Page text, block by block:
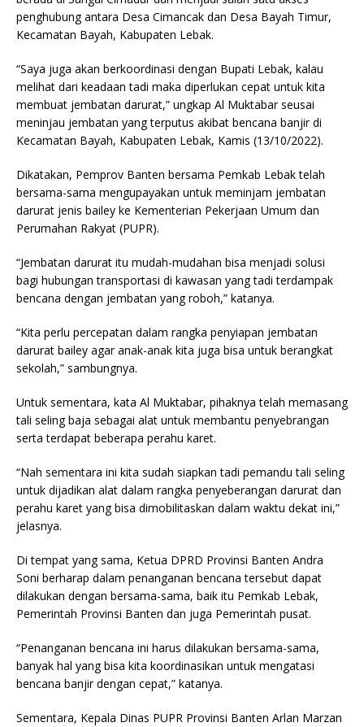
penghubung antara Desa Cimancak dan Desa Bayah Timur,
Kecamatan Bayah, Kabupaten Lebak.
“Saya juga akan berkoordinasi dengan Bupati Lebak, kalau
melihat dari keadaan tadi maka diperlukan cepat untuk kita
membuat jembatan darurat,” ungkap Al Muktabar seusai
meninjau jembatan yang terputus akibat bencana banjir di
Kecamatan Bayah, Kabupaten Lebak, Kamis (13/10/2022).
Dikatakan, Pemprov Banten bersama Pemkab Lebak telah
bersama-sama mengupayakan untuk meminjam jembatan
darurat jenis bailey ke Kementerian Pekerjaan Umum dan
Perumahan Rakyat (PUPR).
“Jembatan darurat itu mudah-mudahan bisa menjadi solusi
bagi hubungan transportasi di kawasan yang tadi terdampak
bencana dengan jembatan yang roboh,” katanya.
“Kita perlu percepatan dalam rangka penyiapan jembatan
darurat bailey agar anak-anak kita juga bisa untuk berangkat
sekolah,” sambungnya.
Untuk sementara, kata Al Muktabar, pihaknya telah memasang
tali seling baja sebagai alat untuk membantu penyebrangan
serta terdapat beberapa perahu karet.
“Nah sementara ini kita sudah siapkan tadi pemandu tali seling
untuk dijadikan alat dalam rangka penyeberangan darurat dan
perahu karet yang bisa dimobilitaskan dalam waktu dekat ini,”
jelasnya.
Di tempat yang sama, Ketua DPRD Provinsi Banten Andra
Soni berharap dalam penanganan bencana tersebut dapat
dilakukan dengan bersama-sama, baik itu Pemkab Lebak,
Pemerintah Provinsi Banten dan juga Pemerintah pusat.
“Penanganan bencana ini harus dilakukan bersama-sama,
banyak hal yang bisa kita koordinasikan untuk mengatasi
bencana banjir dengan cepat,” katanya.
Sementara, Kepala Dinas PUPR Provinsi Banten Arlan Marzan